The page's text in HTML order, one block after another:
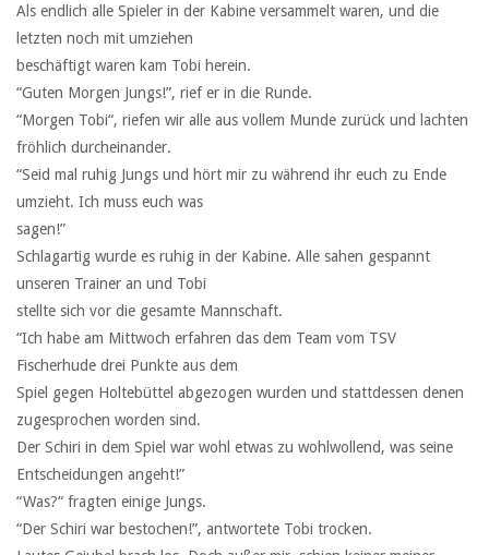
Als endlich alle Spieler in der Kabine versammelt waren, und die
letzten noch mit umziehen
beschäftigt waren kam Tobi herein.
“Guten Morgen Jungs!”, rief er in die Runde.
“Morgen Tobi“, riefen wir alle aus vollem Munde zurück und lachten
fröhlich durcheinander.
“Seid mal ruhig Jungs und hört mir zu während ihr euch zu Ende
umzieht. Ich muss euch was
sagen!”
Schlagartig wurde es ruhig in der Kabine. Alle sahen gespannt
unseren Trainer an und Tobi
stellte sich vor die gesamte Mannschaft.
“Ich habe am Mittwoch erfahren das dem Team vom TSV
Fischerhude drei Punkte aus dem
Spiel gegen Holtebüttel abgezogen wurden und stattdessen denen
zugesprochen worden sind.
Der Schiri in dem Spiel war wohl etwas zu wohlwollend, was seine
Entscheidungen angeht!”
“Was?“ fragten einige Jungs.
“Der Schiri war bestochen!”, antwortete Tobi trocken.